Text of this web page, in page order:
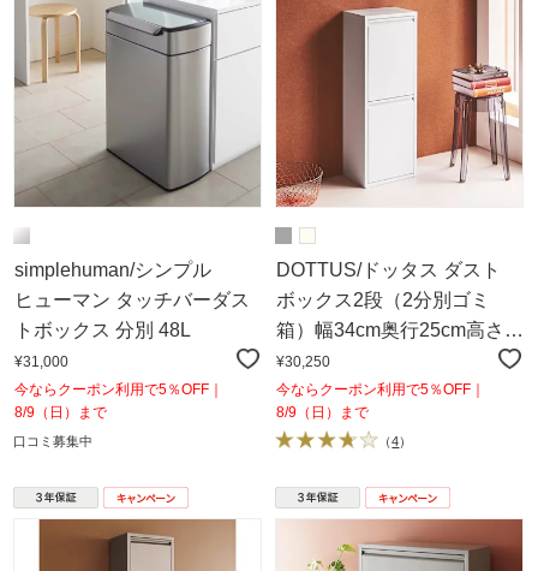
simplehuman/シンプル
ヒューマン タッチバーダス
トボックス 分別 48L
¥31,000
今ならクーポン利用で5％OFF｜
8/9（日）まで
口コミ募集中
DOTTUS/ドッタス ダスト
ボックス2段（2分別ゴミ
箱）幅34cm奥行25cm高さ
92cm（ホワイト・グレー）
¥30,250
今ならクーポン利用で5％OFF｜
8/9（日）まで
（4）